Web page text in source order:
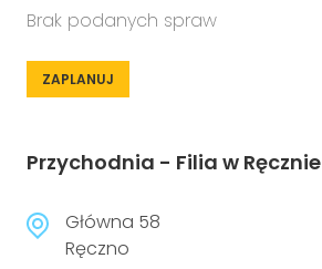
Brak podanych spraw
ZAPLANUJ
Przychodnia - Filia w Ręcznie
Główna 58
Ręczno